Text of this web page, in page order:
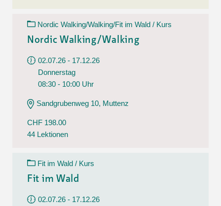
Nordic Walking/Walking/Fit im Wald / Kurs
Nordic Walking/Walking
02.07.26 - 17.12.26
Donnerstag
08:30 - 10:00 Uhr
Sandgrubenweg 10, Muttenz
CHF 198.00
44 Lektionen
Fit im Wald / Kurs
Fit im Wald
02.07.26 - 17.12.26